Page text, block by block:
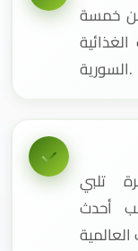
خمسة
السورية.
تلبي
أحدث